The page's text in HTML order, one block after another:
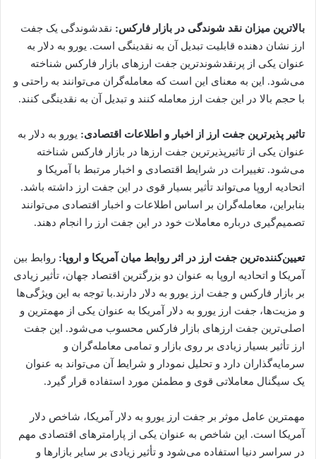
بالاترین میزان نقد شوندگی در بازار فارکس: نقدشوندگی یک جفت
ارز نشان دهنده قابلیت تبدیل آن به نقدینگی است. یورو به دلار به
عنوان یکی از پرنقدشوندترین جفت ارزهای بازار فارکس شناخته
می‌شود. این به معنای این است که معامله‌گران می‌توانند به راحتی و
با حجم بالا در این جفت ارز معامله کنند و تبدیل آن به نقدینگی کنند.
تاثیر پذیرترین جفت ارز از اخبار و اطلاعات اقتصادی: یورو به دلار به
عنوان یکی از تاثیرپذیرترین جفت ارزها در بازار فارکس شناخته
می‌شود. تغییرات در شرایط اقتصادی و اخبار مرتبط با آمریکا و
اتحادیه اروپا می‌تواند تأثیر بسیار قوی در این جفت ارز داشته باشد.
بنابراین، معامله‌گران بر اساس اطلاعات و اخبار اقتصادی می‌توانند
تصمیم‌گیری درباره معاملات خود در این جفت ارز را انجام دهند.
تعیین‌کننده‌ترین جفت ارز در اثر روابط میان آمریکا و اروپا: روابط بین
آمریکا و اتحادیه اروپا به عنوان دو بزرگترین اقتصاد جهان، تأثیر زیادی
بر بازار فارکس و جفت ارز یورو به دلار دارند.با توجه به این ویژگی‌ها
و مزیت‌ها، جفت ارز یورو به دلار آمریکا به عنوان یکی از مهمترین و
اصلی‌ترین جفت ارزهای بازار فارکس محسوب می‌شود. این جفت
ارز تأثیر بسیار زیادی بر روی بازار و تمامی معامله‌گران و
سرمایه‌گذاران دارد و تحلیل نمودار و شرایط آن می‌تواند به عنوان
یک سیگنال معاملاتی قوی و مطمئن مورد استفاده قرار گیرد.
مهمترین عامل موثر بر جفت ارز یورو به دلار آمریکا، شاخص دلار
آمریکا است. این شاخص به عنوان یکی از پارامترهای اقتصادی مهم
در سراسر دنیا استفاده می‌شود و تأثیر زیادی بر سایر بازارها و